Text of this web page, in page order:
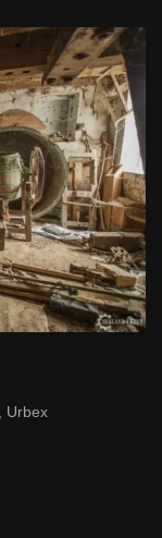
, Urbex